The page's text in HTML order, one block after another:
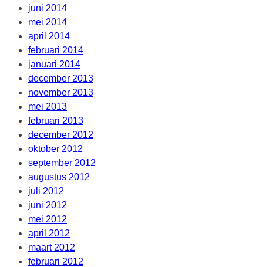
juni 2014
mei 2014
april 2014
februari 2014
januari 2014
december 2013
november 2013
mei 2013
februari 2013
december 2012
oktober 2012
september 2012
augustus 2012
juli 2012
juni 2012
mei 2012
april 2012
maart 2012
februari 2012